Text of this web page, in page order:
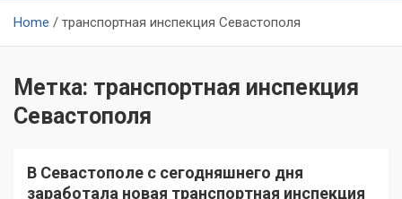
Home транспортная инспекция Севастополя
Метка: транспортная инспекция
Севастополя
В Севастополе с сегодняшнего дня
заработала новая транспортная инспекция